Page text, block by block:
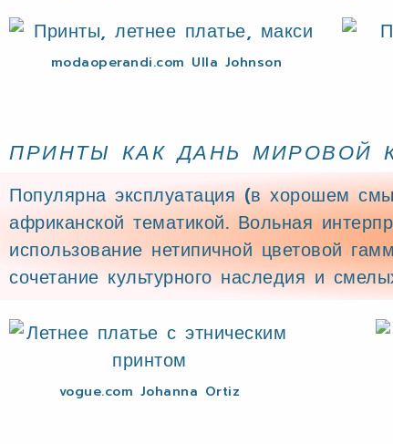
modaoperandi.com Ulla Johnson
ПРИНТЫ КАК ДАНЬ МИРОВОЙ
Популярна эксплуатация (в хорошем
африканской тематикой. Вольная
использование нетипичной цветовой
сочетание культурного наследия и
vogue.com Johanna Ortiz